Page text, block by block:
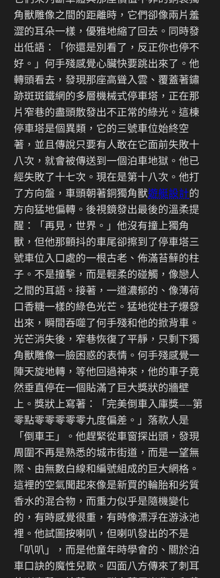
角獸雕像之間的距離時，它們卻像兩片羞
澀的耳朵一樣，優雅地縮了回去。同時發
出低語：「你還是別看了，反正你也停不
好。」何手殘感覺心臟快要跳出來了。他
轉頭看去，發現那座高聳入雲、覆蓋著鏽
跡斑斑鐵網的多層機械式停車塔，正在那
片窄巷的盡頭散發出不正常的綠光。這棟
停車塔是個異類，它的三號車位始終空
著，並且傳說只要有人敢在它面前失敗十
八次，就會被傳送到一個泊車地獄。他已
經失敗了十七次。現在是第十八次。他打
了方向盤，車頭朝著銅獨角獸遊艇設計的
方向猛地偏轉。後視鏡發出最後的溫柔提
醒：「再見，世界。」他沒有撞上獨角
獸，但他那顫抖的車尾卻擦到了停車塔三
號車位入口處的一根古老、佈滿苔蘚的柱
子。不是撞擊，而是輕柔的碰觸，像戀人
之間的耳語。接著，一道濃郁的、像薄荷
口香糖一樣的綠色光芒。猛地從柱子爆發
出來，瞬間吞噬了何手殘和他的掀背車。
光芒消失後，窄巷恢復了平靜，只剩下獨
角獸雕像一臉困惑的表情。何手殘感覺一
陣天旋地轉，等他回過神來，他的車子竟
然垂直停在一個貼滿了巨大獎狀的牆壁
上。獎狀上寫著：「完美倒車入庫獎——第
零點零零零零零九度偏差。」落款人是
「倒車王」。他趕緊從車窗探出頭，發現
周圍不再是熟悉的城市街道，而是一望無
際、由無數白線和編號組成的巨大網格。
這裡的空氣聞起來像是新買的輪胎和劣質
香水的混合物，而重力似乎是隨機變化
的，有時感覺很重，有時像漂浮在游泳池
裡。他試圖按喇叭，但喇叭發出的不是
「叭叭」，而是他童年時學會的、關於泊
車口訣的魔性兒歌。四面八方傳來了刺耳